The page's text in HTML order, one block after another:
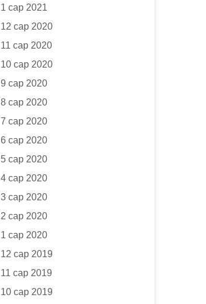
1 сар 2021
12 сар 2020
11 сар 2020
10 сар 2020
9 сар 2020
8 сар 2020
7 сар 2020
6 сар 2020
5 сар 2020
4 сар 2020
3 сар 2020
2 сар 2020
1 сар 2020
12 сар 2019
11 сар 2019
10 сар 2019